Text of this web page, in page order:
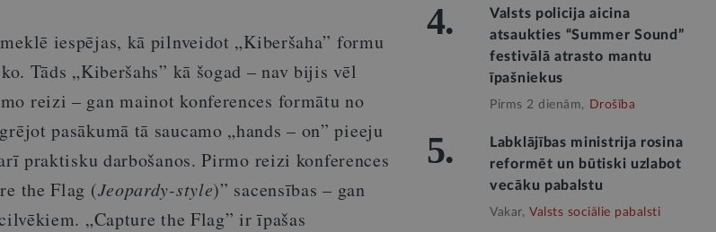
iespējas, kā pilnveidot „Kiberšaha” formu
Tāds „Kiberšahs” kā šogad – nav bijis vēl
reizi – gan mainot konferences formātu no
pasākumā tā saucamo „hands – on” pieeju
praktisku darbošanos. Pirmo reizi konferences
the Flag (Jeopardy-style)” sacensības – gan
„Capture the Flag” ir īpašas
4.
Valsts policija aicina
atsaukties “Summer Sound”
festivālā atrasto mantu
īpašniekus
Pirms 2 dienām, Drošība
5.
Labklājības ministrija rosina
reformēt un būtiski uzlabot
vecāku pabalstu
Vakar, Valsts sociālie pabalsti